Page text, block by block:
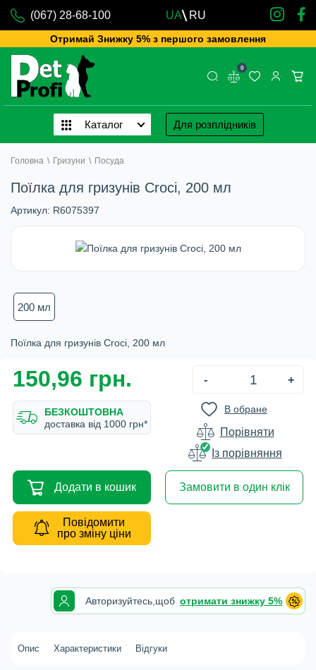
(067) 28-68-100 UA RU
Отримай Знижку 5% з першого замовлення
0
Каталог Для розплідників
Головна \ Гризуни \ Посуда
Поїлка для гризунів Croci, 200 мл
Артикул: R6075397
200 мл
Поїлка для гризунів Croci, 200 мл
150,96 грн. - +
БЕЗКОШТОВНА
доставка вiд 1000 грн*
В обране
Порівняти
Iз порівняння
Додати в кошик Замовити в один клік
Повідомити
про зміну ціни
Авторизуйтесь, щоб отримати знижку 5%
Опис Характеристики Відгуки